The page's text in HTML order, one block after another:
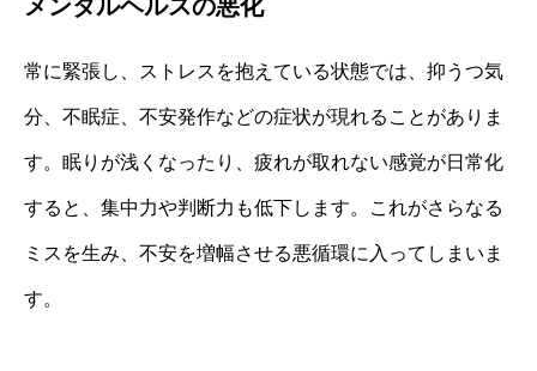
メンタルヘルスの悪化
常に緊張し、ストレスを抱えている状態では、抑うつ気
分、不眠症、不安発作などの症状が現れることがありま
す。眠りが浅くなったり、疲れが取れない感覚が日常化
すると、集中力や判断力も低下します。これがさらなる
ミスを生み、不安を増幅させる悪循環に入ってしまいま
す。